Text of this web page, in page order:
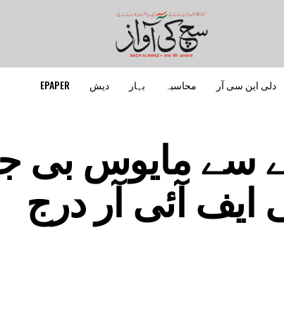
دلی این سی آر محاسبہ بہار دیش EPAPER
سے مایوس بی
ایف آئی آر درج